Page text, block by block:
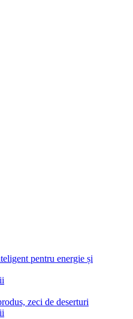
pentru energie și
zeci de deserturi